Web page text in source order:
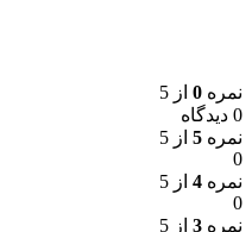
نمره 0 از 5
0 دیدگاه
نمره 5 از 5
0
نمره 4 از 5
0
نمره 3 از 5